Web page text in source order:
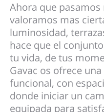
Ahora que
valoramos mas
luminosidad,
hace que el
tu vida, de tus
Gavac os ofrece
funcional, con
donde iniciar un
equipada para